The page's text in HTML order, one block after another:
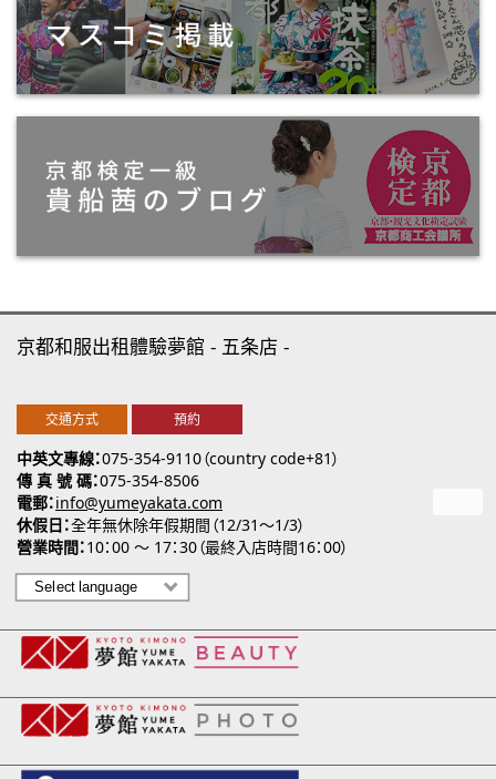
中英文專線 075-354-9110（country code+81）
傳 真 號 碼 075-354-8506
電郵 info@yumeyakata.com
休假日 全年無休除年假期間（12/31～1/3）
營業時間 10：00 ～ 17：30（最終入店時間16：00）
京都和服出租體驗夢館 五条店
交通方式 預約